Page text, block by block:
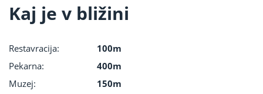
Kaj je v bližini
Restavracija:
100m
Pekarna:
400m
Muzej:
150m